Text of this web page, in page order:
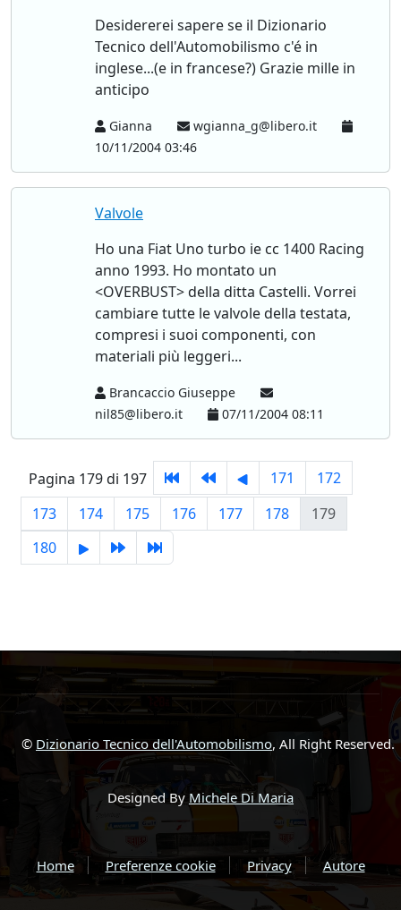
Desidererei sapere se il Dizionario
Tecnico dell'Automobilismo c'é in
inglese...(e in francese?) Grazie mille in
anticipo
Gianna
wgianna_g@libero.it
10/11/2004 03:46
Valvole
Ho una Fiat Uno turbo ie cc 1400 Racing
anno 1993. Ho montato un
<OVERBUST> della ditta Castelli. Vorrei
cambiare tutte le valvole della testata,
compresi i suoi componenti, con
materiali più leggeri...
Brancaccio Giuseppe
nil85@libero.it
07/11/2004 08:11
Pagina 179 di 197 171
172
173
174 175 176 177 178
179
180
© Dizionario Tecnico dell'Automobilismo, All Right Reserved.
Designed By Michele Di Maria
Home Preferenze cookie Privacy Autore